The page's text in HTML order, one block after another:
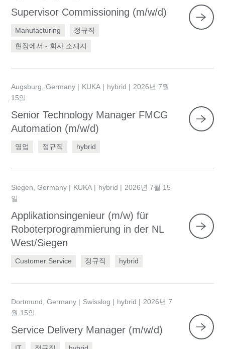
Supervisor Commissioning (m/w/d)
Manufacturing
정규직
현장에서 - 회사 소재지
Augsburg, Germany KUKA hybrid
2026년 7월
15일
Senior Technology Manager FMCG
Automation (m/w/d)
영업 정규직 hybrid
Siegen, Germany KUKA hybrid
2026년 7월 15
일
Applikationsingenieur (m/w) für
Roboterprogrammierung in der NL
West/Siegen
Customer Service 정규직 hybrid
Dortmund, Germany Swisslog hybrid
2026년 7
월 15일
Service Delivery Manager (m/w/d)